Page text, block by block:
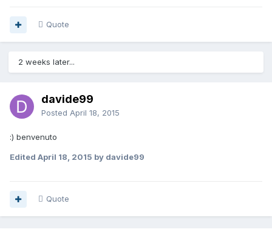
Quote
2 weeks later...
davide99
Posted April 18, 2015
:) benvenuto
Edited April 18, 2015 by davide99
Quote